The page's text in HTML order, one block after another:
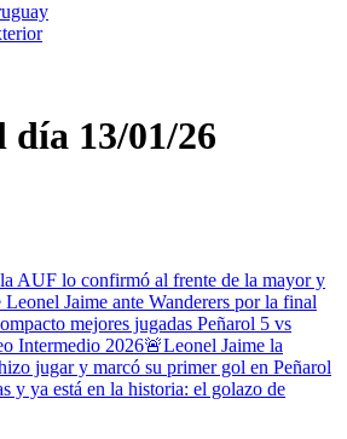
día 13/01/26
AUF lo confirmó al frente de la mayor y
Jaime ante Wanderers por la final
mejores jugadas Peñarol 5 vs
Intermedio 2026🚨Leonel Jaime la
jugar y marcó su primer gol en Peñarol
y ya está en la historia: el golazo de